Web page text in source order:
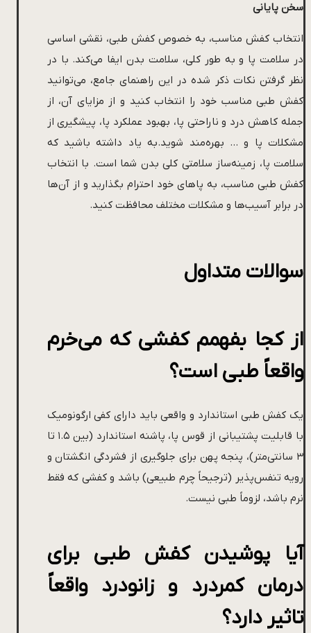
سخن پایانی
انتخاب کفش مناسب، به خصوص کفش طبی، نقشی اساسی
در سلامت پا و به طور کلی، سلامت بدن ایفا می‌کند. با در
نظر گرفتن نکات ذکر شده در این راهنمای جامع، می‌توانید
کفش طبی مناسب خود را انتخاب کنید و از مزایای آن، از
جمله کاهش درد و ناراحتی پا، بهبود عملکرد پا، پیشگیری از
مشکلات پا و … بهره‌مند شوید.به یاد داشته باشید که
سلامت پا، زمینه‌ساز سلامتی کلی بدن شما است. با انتخاب
کفش طبی مناسب، به پاهای خود احترام بگذارید و از آن‌ها
در برابر آسیب‌ها و مشکلات مختلف محافظت کنید.
سوالات متداول
از کجا بفهمم کفشی که می‌خرم
واقعاً طبی است؟
یک کفش طبی استاندارد و واقعی باید دارای کفی ارگونومیک
با قابلیت پشتیبانی از قوس پا، پاشنه استاندارد (بین ۱.۵ تا
۳ سانتی‌متر)، پنجه پهن برای جلوگیری از فشردگی انگشتان و
رویه تنفس‌پذیر (ترجیحاً چرم طبیعی) باشد و کفشی که فقط
نرم باشد، لزوماً طبی نیست.
آیا پوشیدن کفش طبی برای
درمان کمردرد و زانودرد واقعاً
تاثیر دارد؟